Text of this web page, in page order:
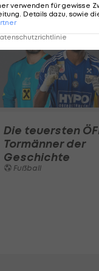
Die teuersten
Tormänner der
Geschichte
Fußball
verwenden für gewisse
Details dazu, sowie